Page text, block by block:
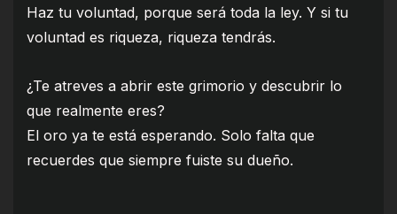
Haz tu voluntad, porque será toda la ley. Y si tu
voluntad es riqueza, riqueza tendrás.
¿Te atreves a abrir este grimorio y descubrir lo
que realmente eres?
El oro ya te está esperando. Solo falta que
recuerdes que siempre fuiste su dueño.